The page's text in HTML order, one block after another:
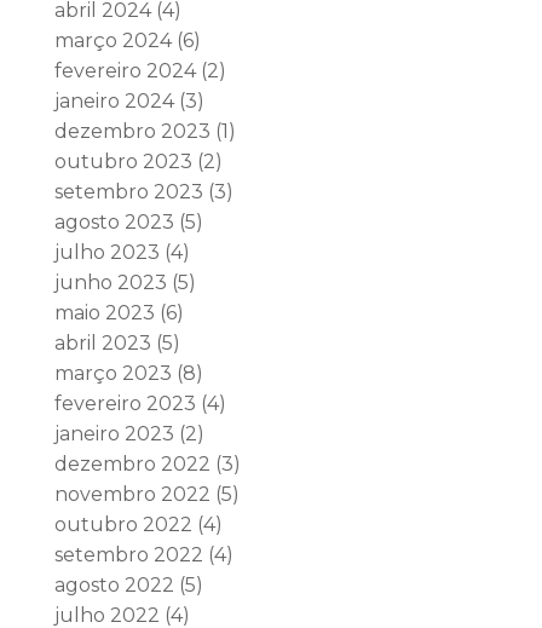
abril 2024(4)
março 2024(6)
fevereiro 2024(2)
janeiro 2024(3)
dezembro 2023 (1)
outubro 2023 (2)
setembro 2023 (3)
agosto 2023 (5)
julho 2023 (4)
junho 2023 (5)
maio 2023 (6)
abril 2023 (5)
março 2023 (8)
fevereiro 2023 (4)
janeiro 2023 (2)
dezembro 2022 (3)
novembro 2022 (5)
outubro 2022 (4)
setembro 2022 (4)
agosto 2022 (5)
julho 2022 (4)